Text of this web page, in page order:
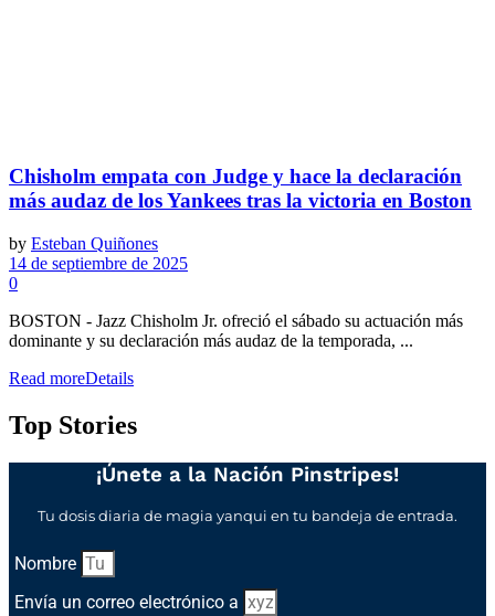
Chisholm empata con Judge y hace la declaración
más audaz de los Yankees tras la victoria en Boston
by Esteban Quiñones
14 de septiembre de 2025
0
BOSTON - Jazz Chisholm Jr. ofreció el sábado su actuación más
dominante y su declaración más audaz de la temporada, ...
Read moreDetails
Top Stories
¡Únete a la Nación Pinstripes!
Tu dosis diaria de magia yanqui en tu bandeja de entrada.
Nombre
Envía un correo electrónico a